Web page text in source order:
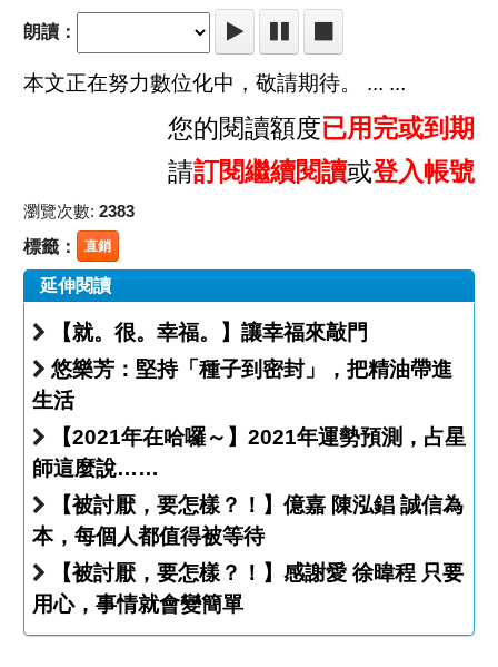
朗讀：
本文正在努力數位化中，敬請期待。 ... ...
您的閱讀額度已用完或到期
請訂閱繼續閱讀或登入帳號
瀏覽次數: 2383
標籤： 直銷
延伸閱讀
【就。很。幸福。】讓幸福來敲門
悠樂芳：堅持「種子到密封」，把精油帶進
生活
【2021年在哈囉～】2021年運勢預測，占星
師這麼說……
【被討厭，要怎樣？！】億嘉 陳泓錩 誠信為
本，每個人都值得被等待
【被討厭，要怎樣？！】感謝愛 徐暐程 只要
用心，事情就會變簡單